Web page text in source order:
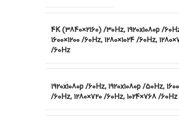
4K (3840×2160) /30Hz, 1920x1080p /
1600×1200 /60Hz, 1280×1024 /60Hz,
/60Hz
1920x1080p /60Hz, 1920x1080p /50Hz,
/60Hz, 1280×720 /60Hz, 1024×768 /60Hz